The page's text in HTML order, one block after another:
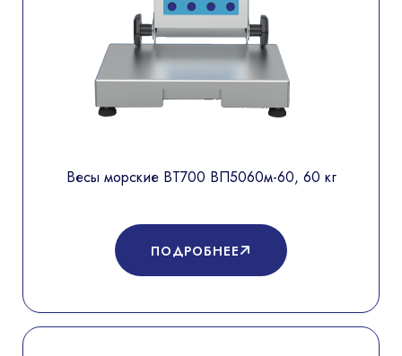
Весы морские ВТ700 ВП5060м-60, 60 кг
ПОДРОБНЕЕ